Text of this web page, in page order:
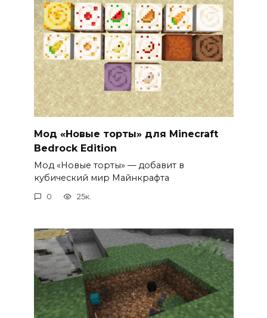
Мод «Новые торты» для Minecraft
Bedrock Edition
Мод «Новые торты» — добавит в
кубический мир Майнкрафта
0 25к.